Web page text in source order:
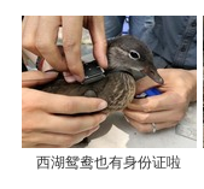
西湖鸳鸯也有身份证啦